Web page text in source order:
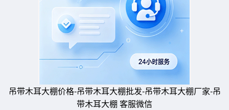
吊带木耳大棚价格-吊带木耳大棚批发-吊带木耳大棚厂家-吊
带木耳大棚 客服微信